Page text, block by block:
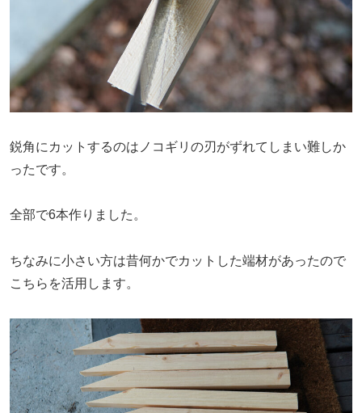
鋭角にカットするのはノコギリの刃がずれてしまい難しか
ったです。
全部で6本作りました。
ちなみに小さい方は昔何かでカットした端材があったので
こちらを活用します。